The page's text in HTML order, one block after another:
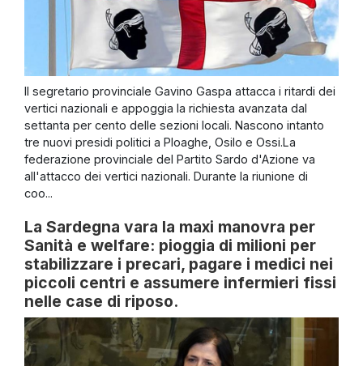
Il segretario provinciale Gavino Gaspa attacca i ritardi dei
vertici nazionali e appoggia la richiesta avanzata dal
settanta per cento delle sezioni locali. Nascono intanto
tre nuovi presidi politici a Ploaghe, Osilo e Ossi.La
federazione provinciale del Partito Sardo d'Azione va
all'attacco dei vertici nazionali. Durante la riunione di
coo...
La Sardegna vara la maxi manovra per
Sanità e welfare: pioggia di milioni per
stabilizzare i precari, pagare i medici nei
piccoli centri e assumere infermieri fissi
nelle case di riposo.